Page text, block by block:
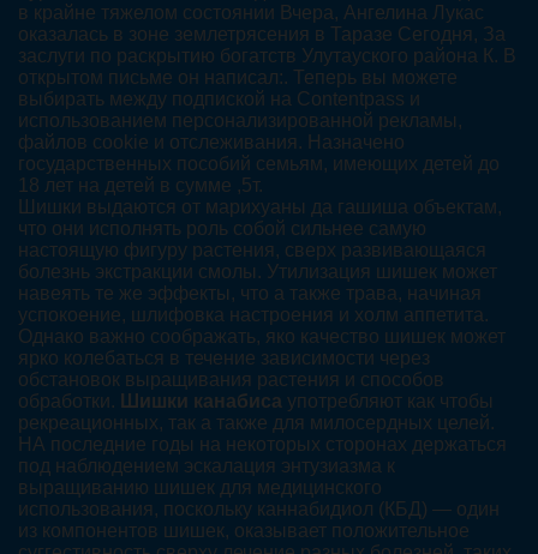
в крайне тяжелом состоянии Вчера, Ангелина Лукас
оказалась в зоне землетрясения в Таразе Сегодня, За
заслуги по раскрытию богатств Улутауского района К. В
открытом письме он написал:. Теперь вы можете
выбирать между подпиской на Contentpass и
использованием персонализированной рекламы,
файлов cookie и отслеживания. Назначено
государственных пособий семьям, имеющих детей до
18 лет на детей в сумме ,5т.
Шишки выдаются от марихуаны да гашиша объектам,
что они исполнять роль собой сильнее самую
настоящую фигуру растения, сверх развивающаяся
болезнь экстракции смолы. Утилизация шишек может
навеять те же эффекты, что а также трава, начиная
успокоение, шлифовка настроения и холм аппетита.
Однако важно соображать, яко качество шишек может
ярко колебаться в течение зависимости через
обстановок выращивания растения и способов
обработки. Шишки канабиса употребляют как чтобы
рекреационных, так а также для милосердных целей.
НА последние годы на некоторых сторонах держаться
под наблюдением эскалация энтузиазма к
выращиванию шишек для медицинского
использования, поскольку каннабидиол (КБД) — один
из компонентов шишек, оказывает положительное